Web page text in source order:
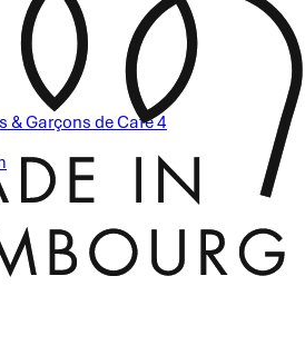
& Garçons de Café 4